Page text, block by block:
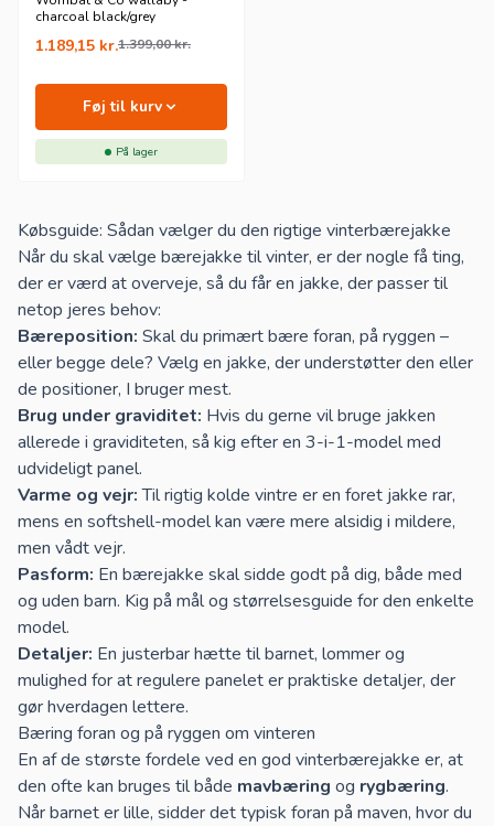
charcoal black/grey
1.189,15 kr.1.399,00kr.
Føj til kurv
På lager
Købsguide: Sådan vælger du den rigtige vinterbærejakke
Når du skal vælge bærejakke til vinter, er der nogle få ting,
der er værd at overveje, så du får en jakke, der passer til
netop jeres behov:
Bæreposition: Skal du primært bære foran, på ryggen –
eller begge dele? Vælg en jakke, der understøtter den eller
de positioner, I bruger mest.
Brug under graviditet: Hvis du gerne vil bruge jakken
allerede i graviditeten, så kig efter en 3-i-1-model med
udvideligt panel.
Varme og vejr:Til rigtig kolde vintre er en foret jakke rar,
mens en softshell-model kan være mere alsidig i mildere,
men vådt vejr.
Pasform: En bærejakke skal sidde godt på dig, både med
og uden barn. Kig på mål og størrelsesguide for den enkelte
model.
Detaljer: En justerbar hætte til barnet, lommer og
mulighed for at regulere panelet er praktiske detaljer, der
gør hverdagen lettere.
Bæring foran og på ryggen om vinteren
En af de største fordele ved en god vinterbærejakke er, at
den ofte kan bruges til både mavbæring og rygbæring.
Når barnet er lille, sidder det typisk foran på maven, hvor du